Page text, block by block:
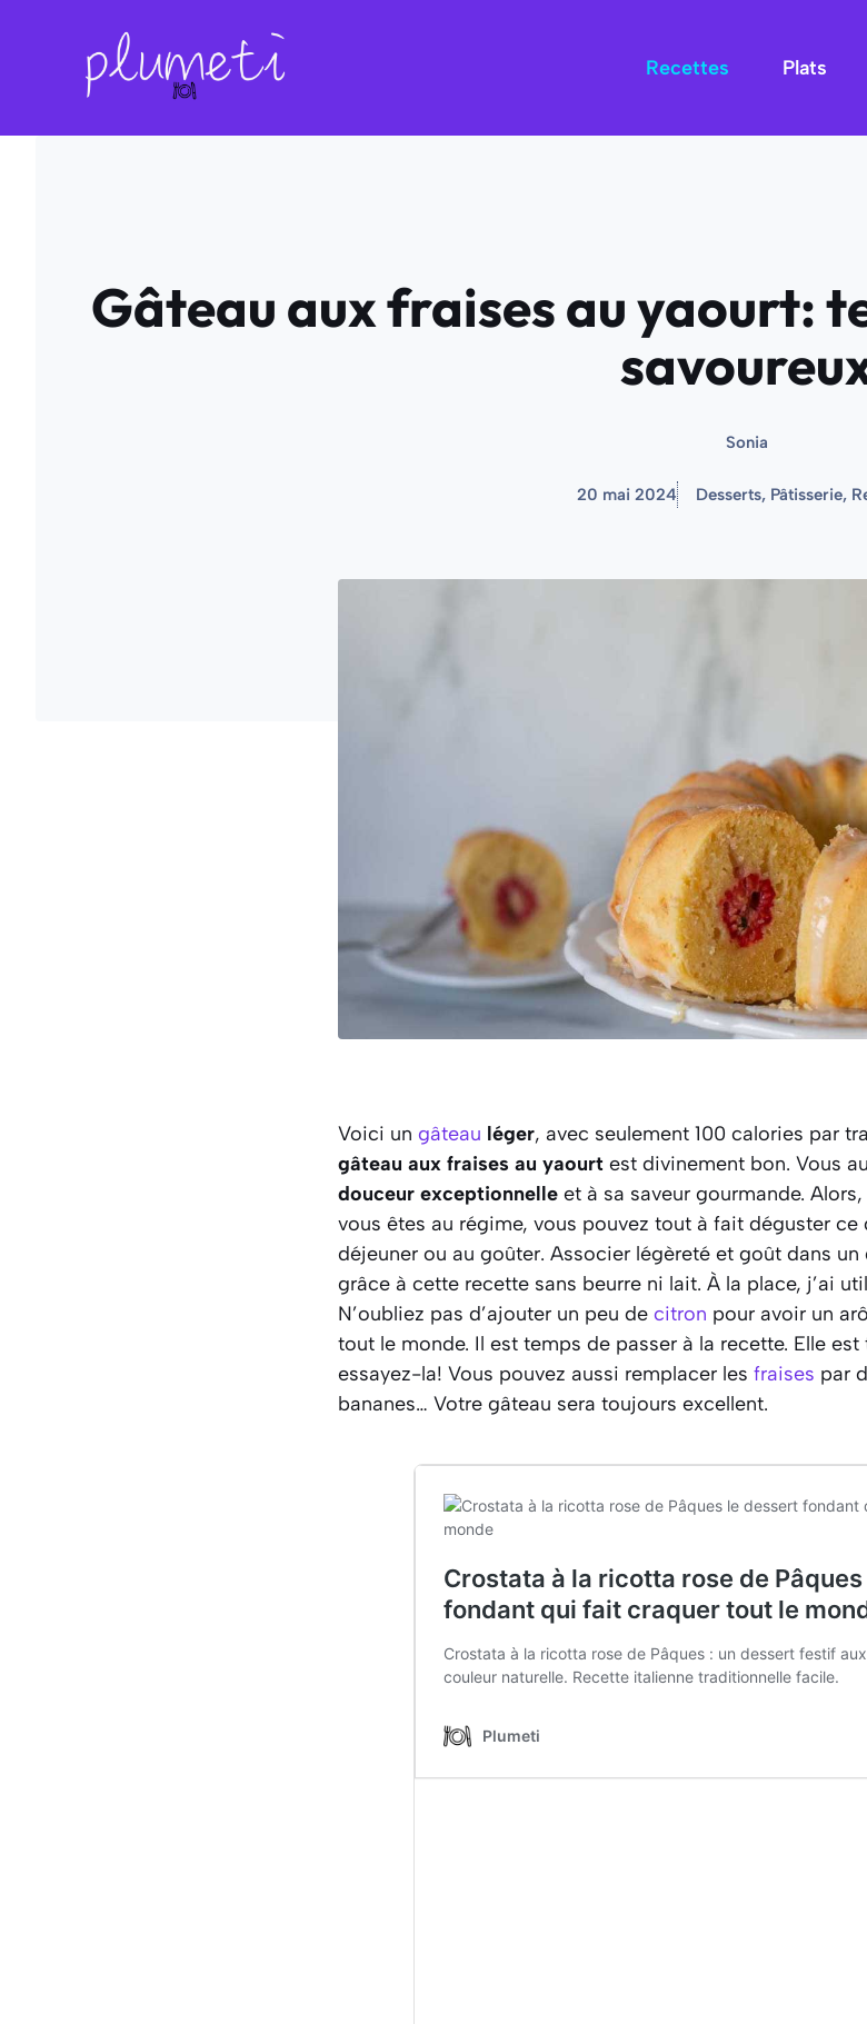
Recettes Plats
Gâteau aux fraises au yaourt:
Sonia
20 mai 2024 Desserts, Pâtisserie,
Voici un gâteau léger, avec seulement 100 calories par
gâteau aux fraises au yaourt est divinement bon. Vous
douceur exceptionnelle et à sa saveur gourmande.
vous êtes au régime, vous pouvez tout à fait déguster
déjeuner ou au goûter. Associer légèreté et goût dans
grâce à cette recette sans beurre ni lait. À la place, j’ai
N’oubliez pas d’ajouter un peu de citron pour avoir un
tout le monde. Il est temps de passer à la recette. Elle
essayez-la! Vous pouvez aussi remplacer les fraises par
bananes… Votre gâteau sera toujours excellent.